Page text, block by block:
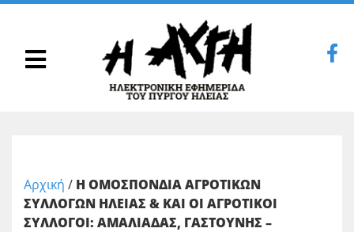
Αρχική / Η ΟΜΟΣΠΟΝΔΙΑ ΑΓΡΟΤΙΚΩΝ
ΣΥΛΛΟΓΩΝ ΗΛΕΙΑΣ & ΚΑΙ ΟΙ ΑΓΡΟΤΙΚΟΙ
ΣΥΛΛΟΓΟΙ: ΑΜΑΛΙΑΔΑΣ, ΓΑΣΤΟΥΝΗΣ –